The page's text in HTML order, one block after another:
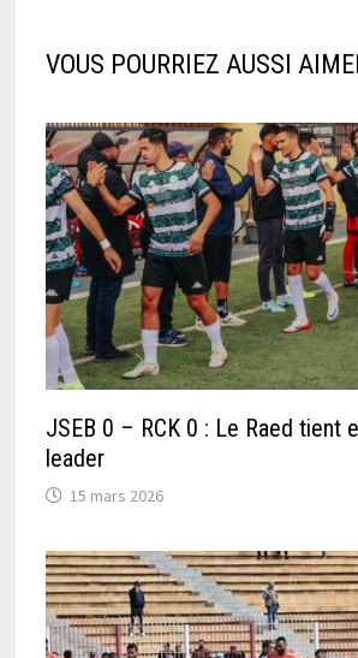
VOUS POURRIEZ AUSSI
JSEB 0 – RCK 0 : Le Raed tient
leader
15 mars 2026